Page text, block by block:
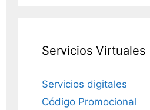
Servicios Virtuales
Servicios digitales
Código Promocional